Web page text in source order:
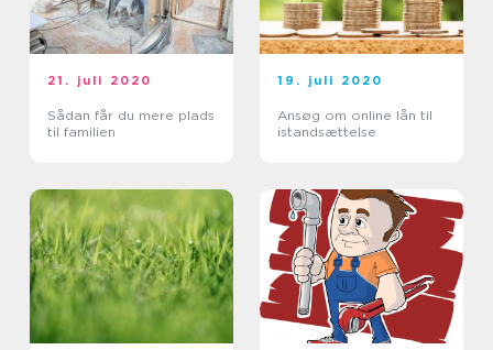
21. juli 2020
Sådan får du mere plads
til familien
19. juli 2020
Ansøg om online lån til
istandsættelse